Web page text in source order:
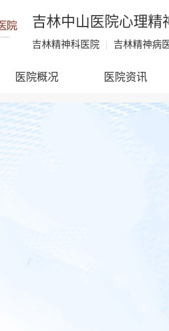
吉林中山医院心理精
吉林精神科医院 | 吉林精神病
医院概况 医院资讯